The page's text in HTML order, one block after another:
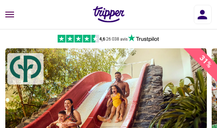
Menu
4,6|26 038 avis
31%